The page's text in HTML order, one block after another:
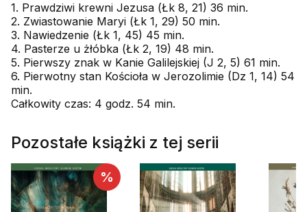
1. Prawdziwi krewni Jezusa (Łk 8, 21) 36 min.
2. Zwiastowanie Maryi (Łk 1, 29) 50 min.
3. Nawiedzenie (Łk 1, 45) 45 min.
4. Pasterze u żłóbka (Łk 2, 19) 48 min.
5. Pierwszy znak w Kanie Galilejskiej (J 2, 5) 61 min.
6. Pierwotny stan Kościoła w Jerozolimie (Dz 1, 14) 54
min.
Całkowity czas: 4 godz. 54 min.
Pozostałe książki z tej serii
%